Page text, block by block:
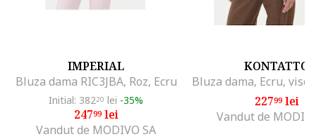
IMPERIAL
Bluza dama RIC3JBA, Roz, Ecru
Initial: 38220 lei -35%
24799lei
Vandut de MODIVO SA
KONTATTO
22799lei
Vandut de